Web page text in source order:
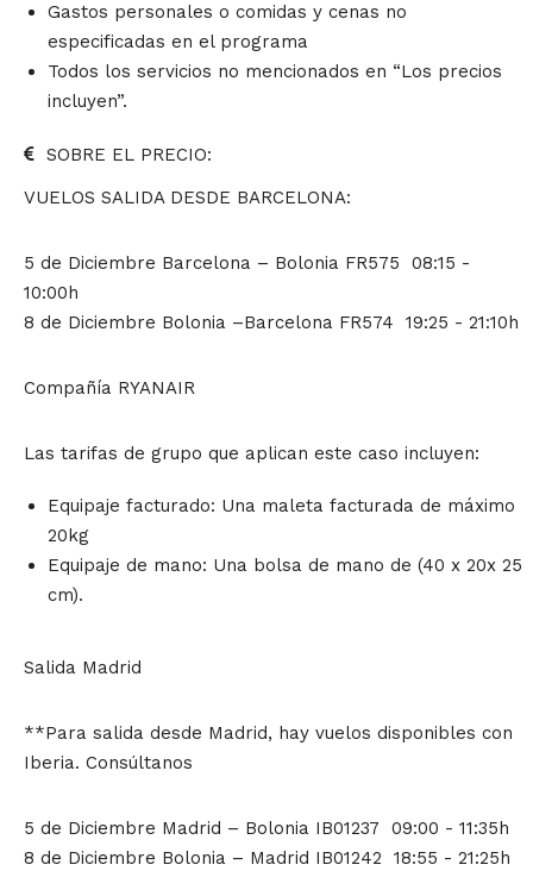
Gastos personales o comidas y cenas no
especificadas en el programa
Todos los servicios no mencionados en “Los precios
incluyen”.
SOBRE EL PRECIO:
VUELOS SALIDA DESDE BARCELONA:
5 de Diciembre Barcelona – Bolonia FR575 08:15 -
10:00h
8 de Diciembre Bolonia –Barcelona FR574 19:25 - 21:10h
Compañía RYANAIR
Las tarifas de grupo que aplican este caso incluyen:
Equipaje facturado: Una maleta facturada de máximo
20kg
Equipaje de mano: Una bolsa de mano de (40 x 20x 25
cm).
Salida Madrid
**Para salida desde Madrid, hay vuelos disponibles con
Iberia. Consúltanos
5 de Diciembre Madrid – Bolonia IB01237 09:00 - 11:35h
8 de Diciembre Bolonia – Madrid IB01242 18:55 - 21:25h